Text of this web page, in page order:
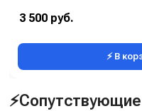
3 500 руб.
⚡ В